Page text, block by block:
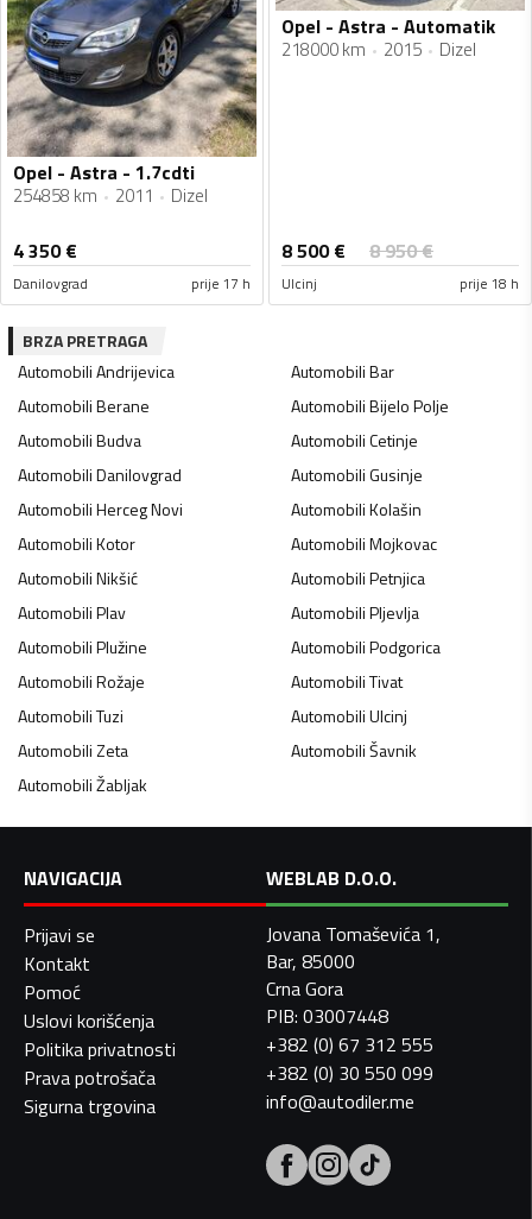
Opel - Astra - 1.7cdti
254858 km 2011 Dizel
4 350€
Danilovgrad prije 17 h
Opel - Astra - Automatik
218000 km 2015 Dizel
8 500€ 8 950€
Ulcinj prije 18 h
BRZA PRETRAGA
AutomobiliAndrijevica AutomobiliBar
AutomobiliBerane AutomobiliBijelo Polje
AutomobiliBudva AutomobiliCetinje
AutomobiliDanilovgrad AutomobiliGusinje
AutomobiliHerceg Novi AutomobiliKolašin
AutomobiliKotor AutomobiliMojkovac
AutomobiliNikšić AutomobiliPetnjica
AutomobiliPlav AutomobiliPljevlja
AutomobiliPlužine AutomobiliPodgorica
AutomobiliRožaje AutomobiliTivat
AutomobiliTuzi AutomobiliUlcinj
AutomobiliZeta AutomobiliŠavnik
AutomobiliŽabljak
NAVIGACIJA
Prijavi se
Kontakt
Pomoć
Uslovi korišćenja
Politika privatnosti
Prava potrošača
Sigurna trgovina
WEBLAB D.O.O.
Jovana Tomaševića 1,
Bar, 85000
Crna Gora
PIB: 03007448
+382 (0) 67 312 555
+382 (0) 30 550 099
info@autodiler.me